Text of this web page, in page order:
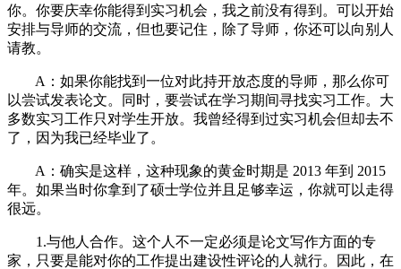
你。你要庆幸你能得到实习机会，我之前没有得到。可以开始
安排与导师的交流，但也要记住，除了导师，你还可以向别人
请教。
A：如果你能找到一位对此持开放态度的导师，那么你可
以尝试发表论文。同时，要尝试在学习期间寻找实习工作。大
多数实习工作只对学生开放。我曾经得到过实习机会但却去不
了，因为我已经毕业了。
A：确实是这样，这种现象的黄金时期是 2013 年到 2015
年。如果当时你拿到了硕士学位并且足够幸运，你就可以走得
很远。
1.与他人合作。这个人不一定必须是论文写作方面的专
家，只要是能对你的工作提出建设性评论的人就行。因此，在